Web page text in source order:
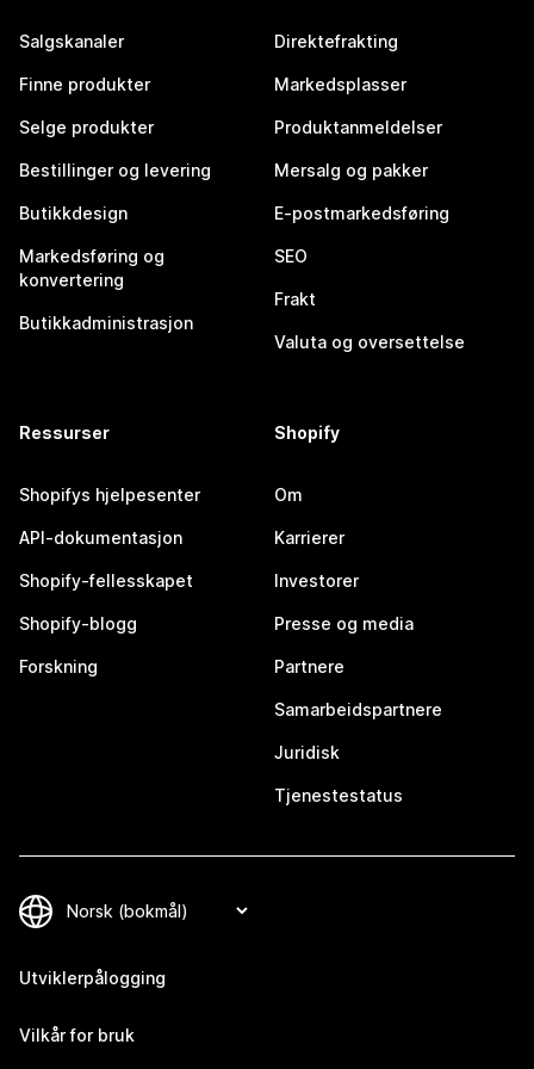
Salgskanaler
Finne produkter
Selge produkter
Bestillinger og levering
Butikkdesign
Markedsføring og
konvertering
Butikkadministrasjon
Direktefrakting
Markedsplasser
Produktanmeldelser
Mersalg og pakker
E-postmarkedsføring
SEO
Frakt
Valuta og oversettelse
Ressurser
Shopifys hjelpesenter
API-dokumentasjon
Shopify-fellesskapet
Shopify-blogg
Forskning
Shopify
Om
Karrierer
Investorer
Presse og media
Partnere
Samarbeidspartnere
Juridisk
Tjenestestatus
Utviklerpålogging
Vilkår for bruk